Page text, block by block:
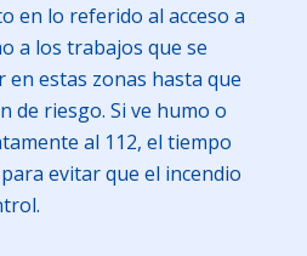
en lo referido al acceso a
a los trabajos que se
estas zonas hasta que
de riesgo. Si ve humo o
al 112, el tiempo
evitar que el incendio